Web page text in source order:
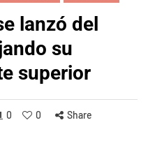
lanzó del
su
superior
0 0 Share